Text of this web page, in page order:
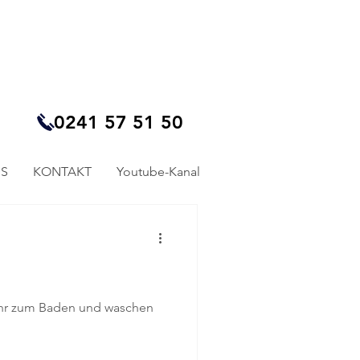
0241 57 51 50
KONTAKT Youtube-Kanal
zum Baden und waschen